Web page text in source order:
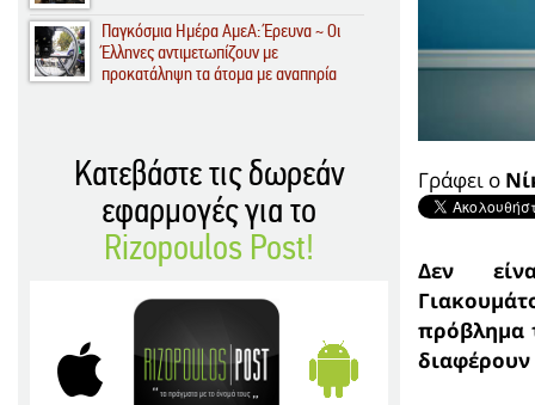
Γράφει ο
Δεν
πρόβλημα
Παγκόσμια Ημέρα ΑμεΑ: Έρευνα ~ Οι
Έλληνες αντιμετωπίζουν με
προκατάληψη τα άτομα με αναπηρία
Κατεβάστε τις δωρεάν
εφαρμογές για το
Rizopoulos Post!